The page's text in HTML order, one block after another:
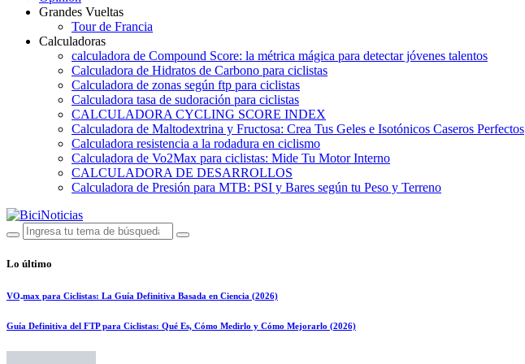
Grandes Vueltas
Tour de Francia
Calculadoras
calculadora de Compound Score: la métrica mágica para detectar jóvenes talentos
Calculadora de Hidratos de Carbono para ciclistas
Calculadora de zonas según ftp para ciclistas
Calculadora tasa de sudoración para ciclistas
CALCULADORA CYCLING SCORE INDEX
Calculadora de Maltodextrina y Fructosa: Crea Tus Geles e Isotónicos Caseros Perfectos
Calculadora resistencia a la rodadura en ciclismo
Calculadora de Vo2Max para ciclistas: Mide Tu Motor Interno
CALCULADORA DE DESARROLLOS
Calculadora de Presión para MTB: PSI y Bares según tu Peso y Terreno
Lo último
VO₂max para Ciclistas: La Guía Definitiva Basada en Ciencia (2026)
Guía Definitiva del FTP para Ciclistas: Qué Es, Cómo Medirlo y Cómo Mejorarlo (2026)